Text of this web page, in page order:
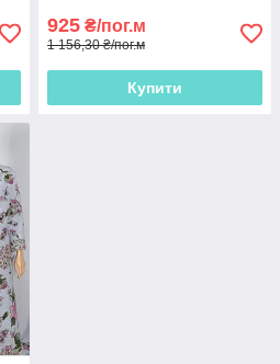
925 ₴/пог.м
1 156,30 ₴/пог.м
Купити